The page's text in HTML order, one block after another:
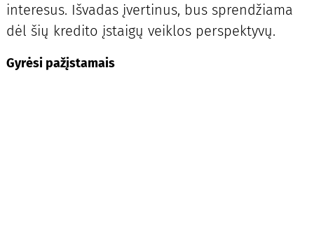
interesus. Išvadas įvertinus, bus sprendžiama
dėl šių kredito įstaigų veiklos perspektyvų.
Gyrėsi pažįstamais